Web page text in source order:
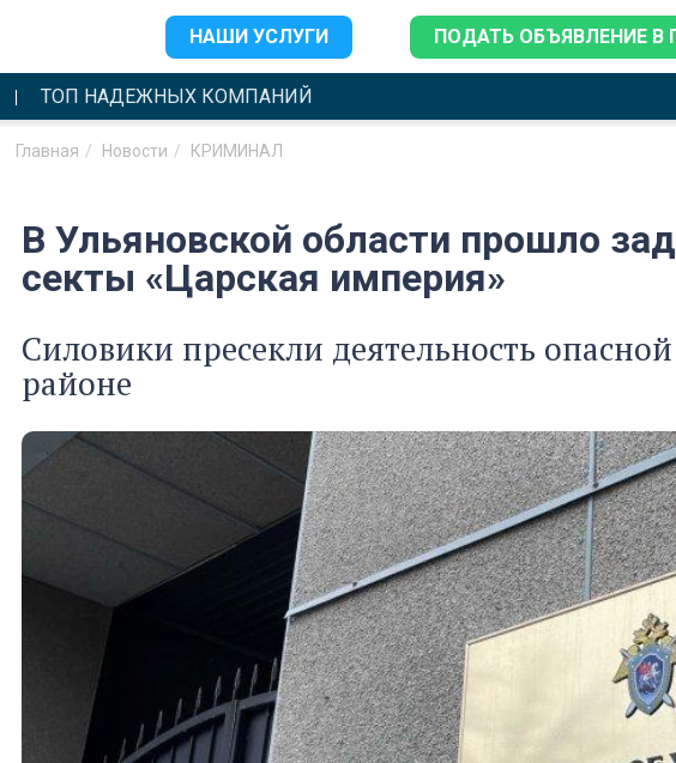
НАШИ УСЛУГИ ПОДАТЬ ОБЪЯВЛЕНИЕ В
ТОП НАДЕЖНЫХ КОМПАНИЙ
Главная Новости КРИМИНАЛ
В Ульяновской области прошло
секты «Царская империя»
Силовики пресекли деятельность
районе